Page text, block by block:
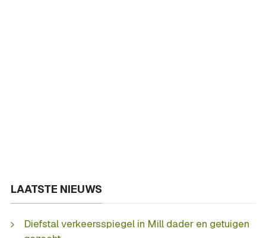
LAATSTE NIEUWS
Diefstal verkeersspiegel in Mill dader en getuigen